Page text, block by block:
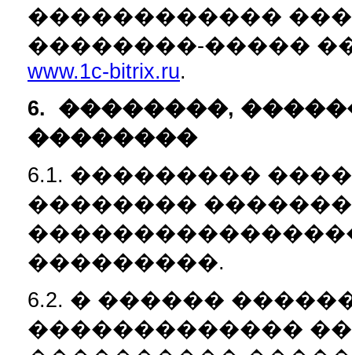
������������
��������-�����
www.1c-bitrix.ru.
6. ��������,
��������
6.1. ���������
��������
���������.
6.2. � ������
�������������